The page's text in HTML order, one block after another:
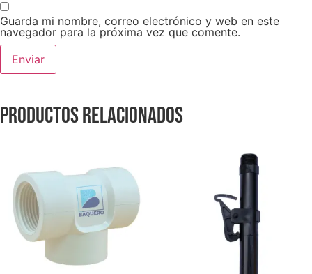
Guarda mi nombre, correo electrónico y web en este
navegador para la próxima vez que comente.
Productos relacionados